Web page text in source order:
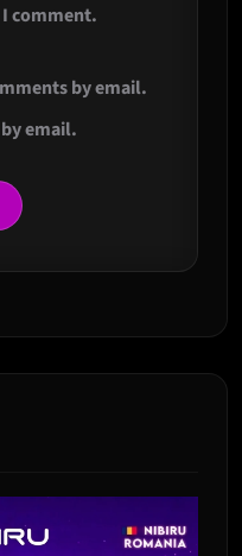
comment.
by email.
email.